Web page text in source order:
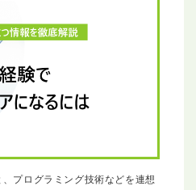
プログラミング技術などを連想